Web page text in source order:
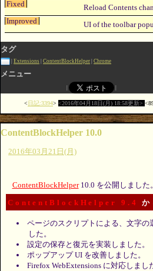
Fixed
Reload Contents
Improved
UI of the toolbar
タグ
Extensions ContentBlockHelper Chrome
メニュー
日記:3394 2016年04月18日(月) 18:58更新
ContentBlockHelper 10.0
2016年03月21日(月)
ContentBlockHelper10.0 を公開しました。
ContentBlockHelper 9.4 か
ページのスクリプトによる、文字
した。
設定の保存と復元を実装しました。
ポップアップ UI を改善しました。
Firefox WebExtensions に対応しまし